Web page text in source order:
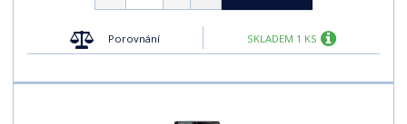
Porovnání SKLADEM 1 KS